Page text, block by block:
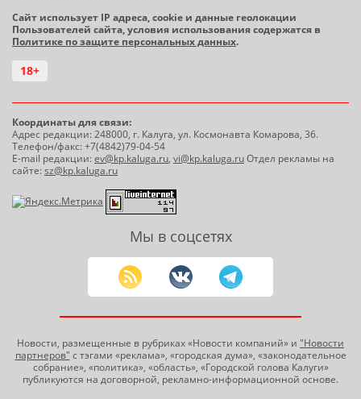
Сайт использует IP адреса, cookie и данные геолокации
Пользователей сайта, условия использования содержатся в
Политике по защите персональных данных.
18+
Координаты для связи:
Адрес редакции: 248000, г. Калуга, ул. Космонавта Комарова, 36.
Телефон/факс: +7(4842)79-04-54
E-mail редакции:ev@kp.kaluga.ru, vi@kp.kaluga.ruОтдел рекламы на
сайте:sz@kp.kaluga.ru
Мы в соцсетях
Новости, размещенные в рубриках «Новости компаний» и "Новости
партнеров" с тэгами «реклама», «городская дума», «законодательное
собрание», «политика», «область», «Городской голова Калуги»
публикуются на договорной, рекламно-информационной основе.